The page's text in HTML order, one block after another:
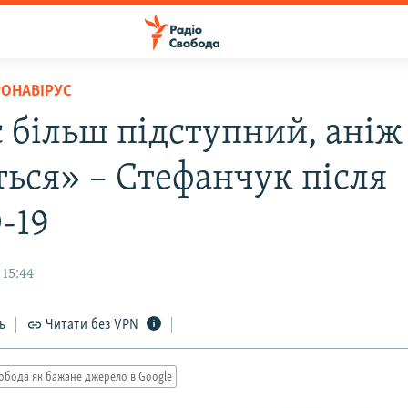
більш підступний, аніж
– Стефанчук після
19
Читати без VPN
як бажане джерело в Google